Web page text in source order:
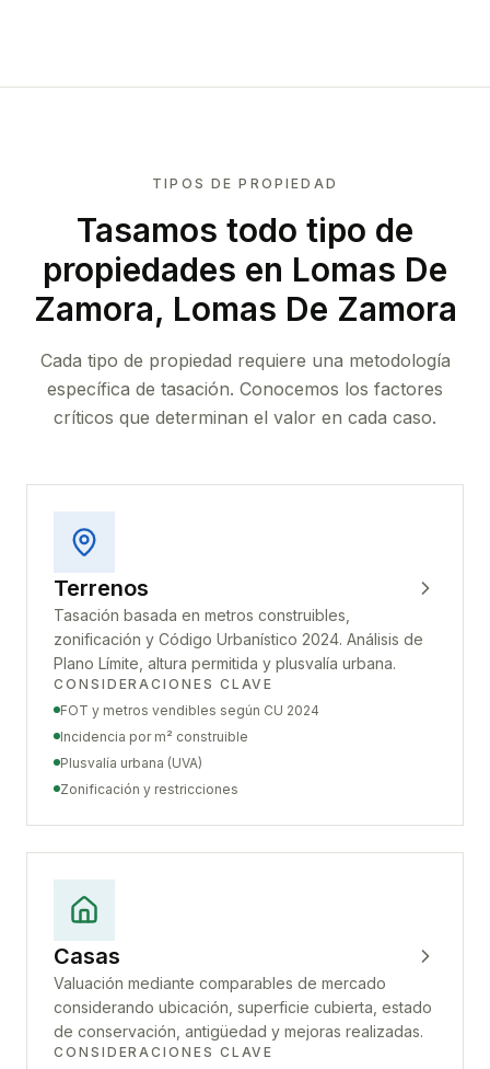
TIPOS DE PROPIEDAD
Tasamos todo tipo de
propiedades en Lomas De
Zamora, Lomas De Zamora
Cada tipo de propiedad requiere una metodología
específica de tasación. Conocemos los factores
críticos que determinan el valor en cada caso.
Terrenos
Tasación basada en metros construibles,
zonificación y Código Urbanístico 2024. Análisis de
Plano Límite, altura permitida y plusvalía urbana.
CONSIDERACIONES CLAVE
FOT y metros vendibles según CU 2024
Incidencia por m² construible
Plusvalía urbana (UVA)
Zonificación y restricciones
Casas
Valuación mediante comparables de mercado
considerando ubicación, superficie cubierta, estado
de conservación, antigüedad y mejoras realizadas.
CONSIDERACIONES CLAVE